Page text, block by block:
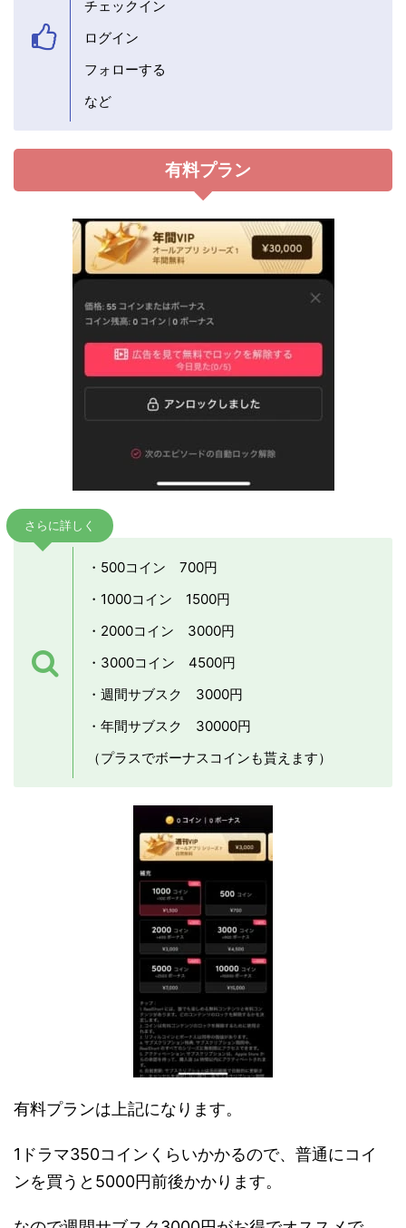
チェックイン
ログイン
フォローする
など
有料プラン
さらに詳しく
・500コイン 700円
・1000コイン 1500円
・2000コイン 3000円
・3000コイン 4500円
・週間サブスク 3000円
・年間サブスク 30000円
（プラスでボーナスコインも貰えます）
有料プランは上記になります。
1ドラマ350コインくらいかかるので、普通にコイ
ンを買うと5000円前後かかります。